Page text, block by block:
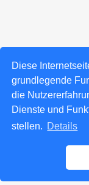
Diese
grundlegende
die
Dienste und
stellen. Details